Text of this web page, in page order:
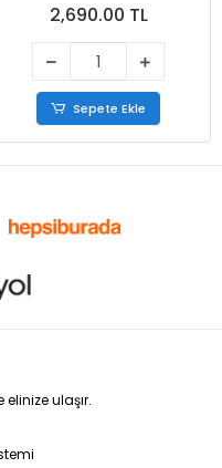
2,690.00 TL
Sepete Ekle
ulaşır.